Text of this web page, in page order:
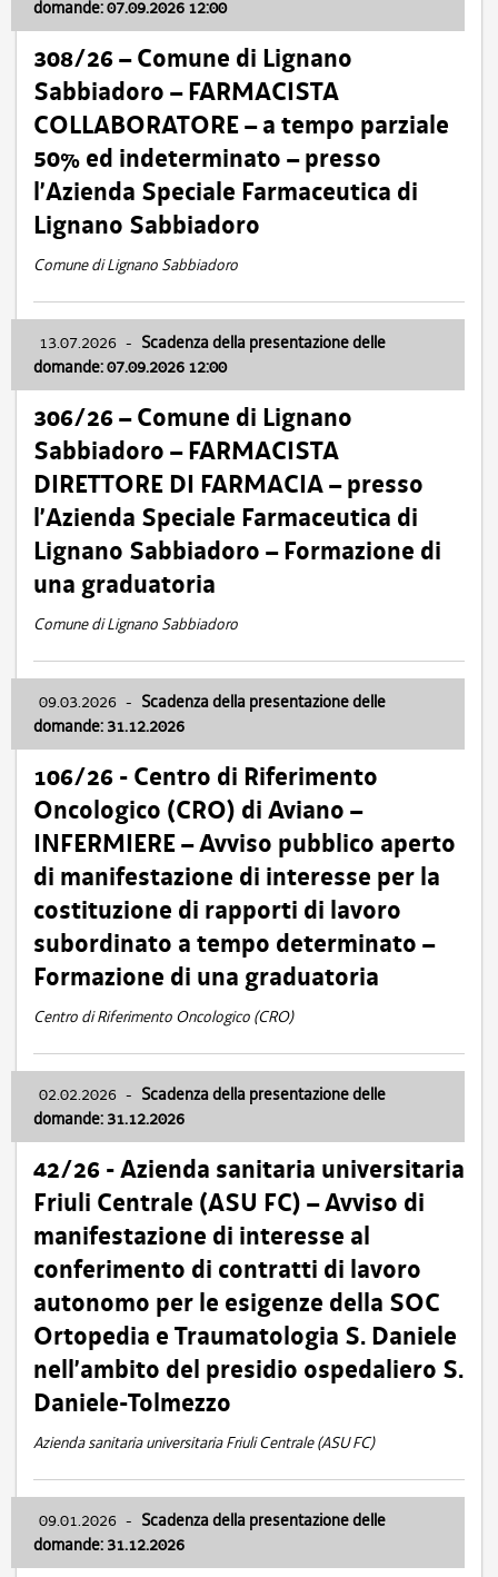
domande: 07.09.2026 12:00
308/26 – Comune di Lignano
Sabbiadoro – FARMACISTA
COLLABORATORE – a tempo parziale
50% ed indeterminato – presso
l’Azienda Speciale Farmaceutica di
Lignano Sabbiadoro
Comune di Lignano Sabbiadoro
13.07.2026 - Scadenza della presentazione delle
domande: 07.09.2026 12:00
306/26 – Comune di Lignano
Sabbiadoro – FARMACISTA
DIRETTORE DI FARMACIA – presso
l’Azienda Speciale Farmaceutica di
Lignano Sabbiadoro – Formazione di
una graduatoria
Comune di Lignano Sabbiadoro
09.03.2026 - Scadenza della presentazione delle
domande: 31.12.2026
106/26 - Centro di Riferimento
Oncologico (CRO) di Aviano –
INFERMIERE – Avviso pubblico aperto
di manifestazione di interesse per la
costituzione di rapporti di lavoro
subordinato a tempo determinato –
Formazione di una graduatoria
Centro di Riferimento Oncologico (CRO)
02.02.2026 - Scadenza della presentazione delle
domande: 31.12.2026
42/26 - Azienda sanitaria universitaria
Friuli Centrale (ASU FC) – Avviso di
manifestazione di interesse al
conferimento di contratti di lavoro
autonomo per le esigenze della SOC
Ortopedia e Traumatologia S. Daniele
nell’ambito del presidio ospedaliero S.
Daniele-Tolmezzo
Azienda sanitaria universitaria Friuli Centrale (ASU FC)
09.01.2026 - Scadenza della presentazione delle
domande: 31.12.2026